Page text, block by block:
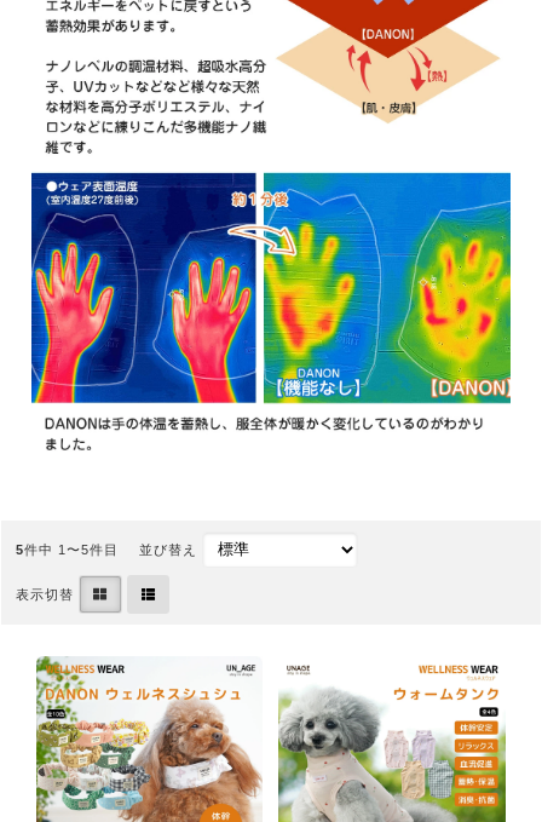
5件中 1〜5件目 並び替え
表示切替